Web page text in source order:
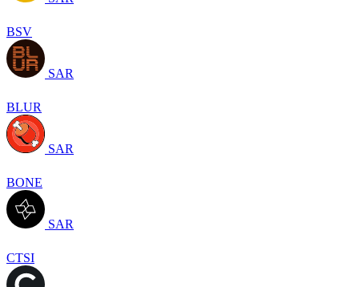
BSV
SAR
BLUR
SAR
BONE
SAR
CTSI